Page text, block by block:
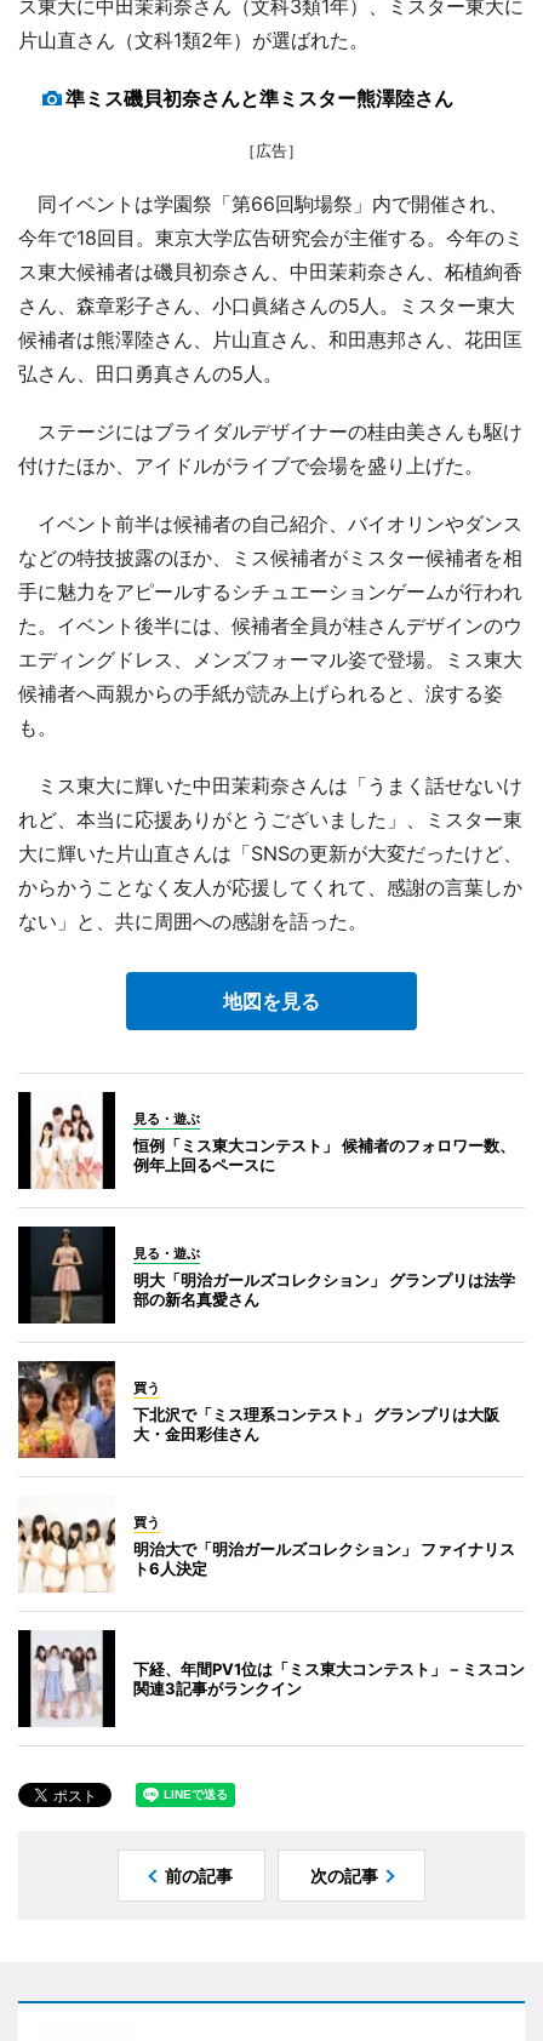
ス東大に中田茉莉奈さん（文科3類1年）、ミスター東大に
片山直さん（文科1類2年）が選ばれた。
準ミス磯貝初奈さんと準ミスター熊澤陸さん
［広告］
同イベントは学園祭「第66回駒場祭」内で開催され、
今年で18回目。東京大学広告研究会が主催する。今年のミ
ス東大候補者は磯貝初奈さん、中田茉莉奈さん、柘植絢香
さん、森章彩子さん、小口眞緒さんの5人。ミスター東大
候補者は熊澤陸さん、片山直さん、和田惠邦さん、花田匡
弘さん、田口勇真さんの5人。
ステージにはブライダルデザイナーの桂由美さんも駆け
付けたほか、アイドルがライブで会場を盛り上げた。
イベント前半は候補者の自己紹介、バイオリンやダンス
などの特技披露のほか、ミス候補者がミスター候補者を相
手に魅力をアピールするシチュエーションゲームが行われ
た。イベント後半には、候補者全員が桂さんデザインのウ
エディングドレス、メンズフォーマル姿で登場。ミス東大
候補者へ両親からの手紙が読み上げられると、涙する姿
も。
ミス東大に輝いた中田茉莉奈さんは「うまく話せないけ
れど、本当に応援ありがとうございました」、ミスター東
大に輝いた片山直さんは「SNSの更新が大変だったけど、
からかうことなく友人が応援してくれて、感謝の言葉しか
ない」と、共に周囲への感謝を語った。
地図を見る
見る・遊ぶ
恒例「ミス東大コンテスト」 候補者のフォロワー数、
例年上回るペースに
見る・遊ぶ
明大「明治ガールズコレクション」 グランプリは法学
部の新名真愛さん
買う
下北沢で「ミス理系コンテスト」 グランプリは大阪
大・金田彩佳さん
買う
明治大で「明治ガールズコレクション」 ファイナリス
ト6人決定
下経、年間PV1位は「ミス東大コンテスト」－ミスコン
関連3記事がランクイン
前の記事 次の記事